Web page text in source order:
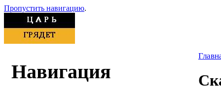
Пропустить навигацию.
Навигация